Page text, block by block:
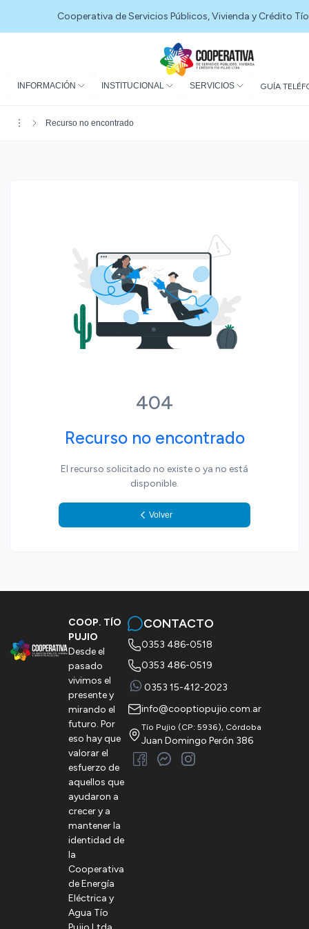
Cooperativa de Servicios Públicos, Vivienda y Crédito
INFORMACIÓN INSTITUCIONAL SERVICIOS GUÍA
Recurso no encontrado
404
Recurso no encontrado
El recurso solicitado no existe o ya no está
disponible.
Volver
COOP. TÍO
PUJIO
Desde el
pasado
vivimos el
presente y
mirando el
futuro. Por
eso hay que
valorar el
esfuerzo de
aquellos que
ayudaron a
crecer y a
mantener la
identidad de
la
Cooperativa
de Energía
Eléctrica y
Agua Tío
CONTACTO
0353 486-0518
0353 486-0519
0353 15-412-2023
info@cooptiopujio.com.ar
Tío Pujio (CP: 5936), Córdoba
Juan Domingo Perón 386